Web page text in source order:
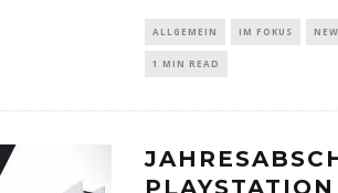
ALLGEMEIN IM FOKUS
1 MIN READ